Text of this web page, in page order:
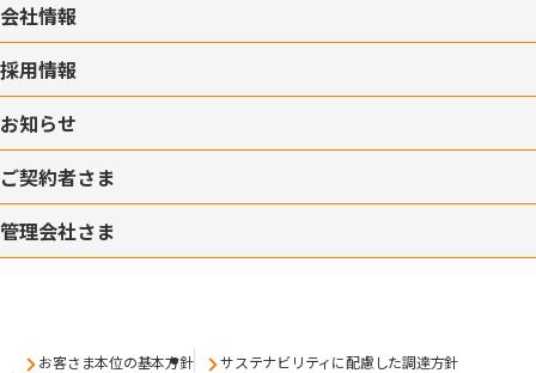
会社情報
採用情報
お知らせ
ご契約者さま
管理会社さま
お客さま本位の基本方針
サステナビリティに配慮した調達方針